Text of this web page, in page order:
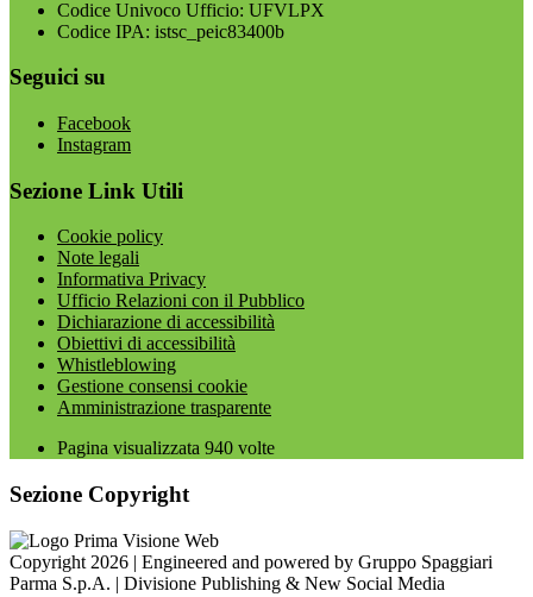
Codice Univoco Ufficio: UFVLPX
Codice IPA: istsc_peic83400b
Seguici su
Facebook
Instagram
Sezione Link Utili
Cookie policy
Note legali
Informativa Privacy
Ufficio Relazioni con il Pubblico
Dichiarazione di accessibilità
Obiettivi di accessibilità
Whistleblowing
Gestione consensi cookie
Amministrazione trasparente
Pagina visualizzata 940 volte
Sezione Copyright
Copyright 2026 | Engineered and powered by Gruppo Spaggiari
Parma S.p.A. | Divisione Publishing & New Social Media